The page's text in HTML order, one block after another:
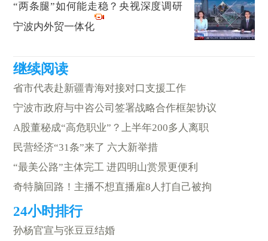
“两条腿”如何能走稳？央视深度调研
宁波内外贸一体化
省市代表赴新疆青海对接对口支援工作
宁波市政府与中咨公司签署战略合作框架协议
A股董秘成“高危职业”？上半年200多人离职
民营经济“31条”来了 六大新举措
“最美公路”主体完工 进四明山赏景更便利
奇特脑回路！主播不想直播雇8人打自己被拘
孙杨官宣与张豆豆结婚